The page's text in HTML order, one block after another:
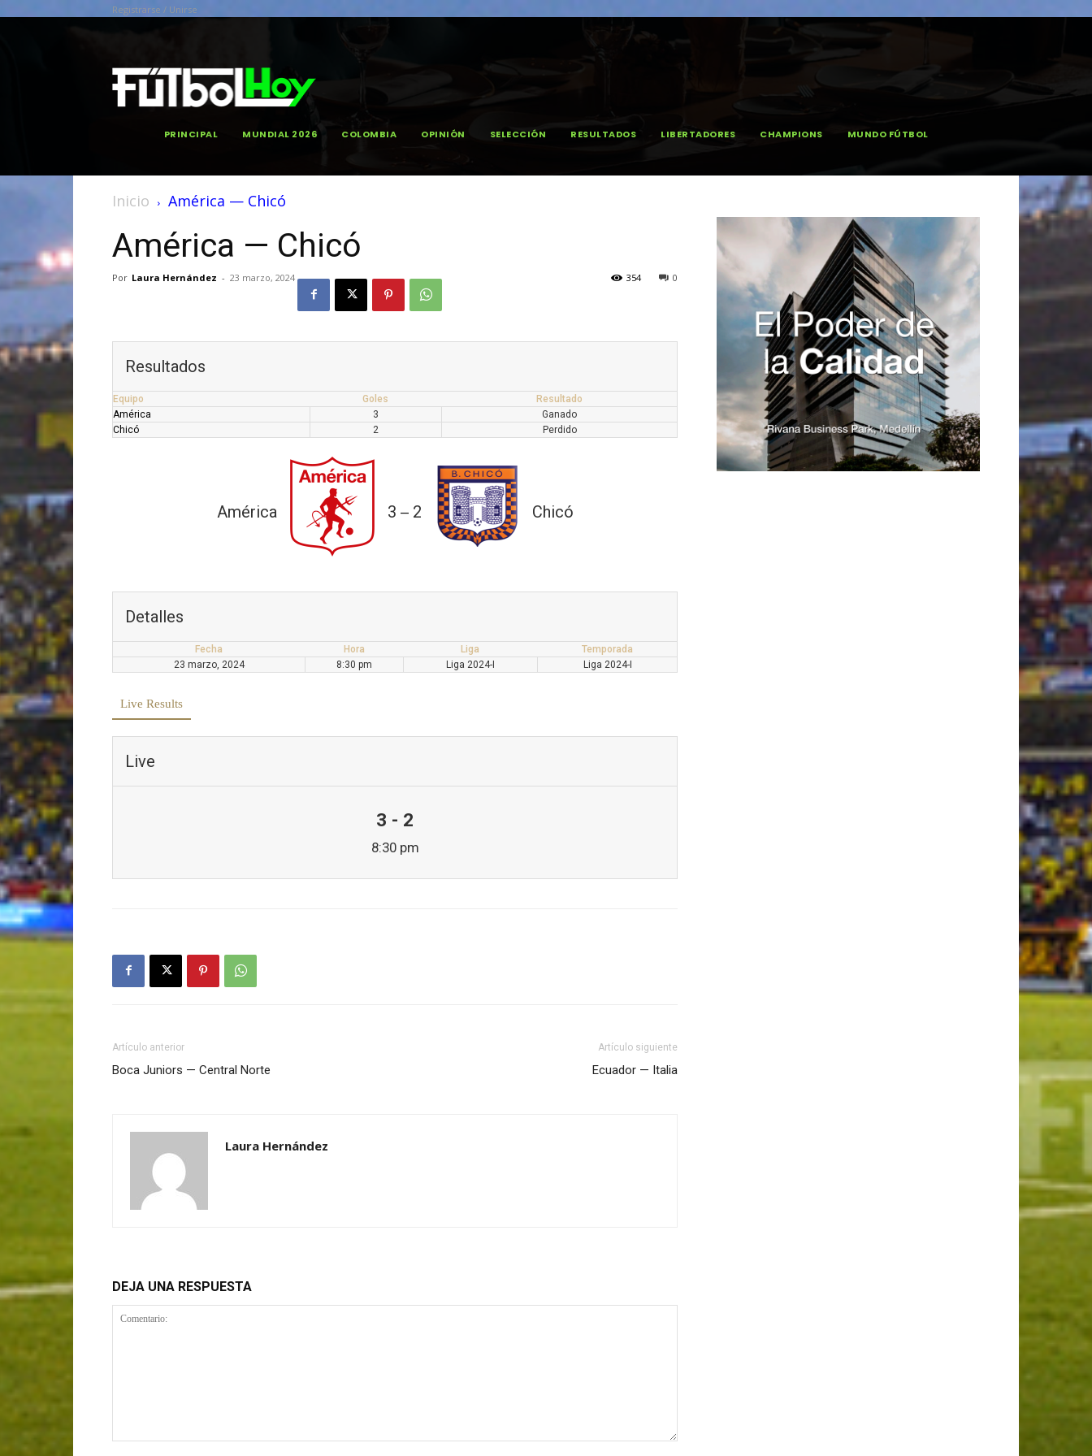
Registrarse / Unirse
PRINCIPAL MUNDIAL 2026 COLOMBIA OPINIÓN SELECCIÓN RESULTADOS LIBERTADORES CHAMPIONS MUNDO FÚTBOL
Inicio América — Chicó
América — Chicó
Por Laura Hernández - 23 marzo, 2024 0
354
Resultados
Equipo Goles
Resultado
América
3
Ganado
Chicó
2 Perdido
América 3 — 2 Chicó
Detalles
Fecha Hora Liga
Temporada
23 marzo, 2024
8:30 pm Liga 2024-I Liga 2024-I
Live Results
Live
3 - 2
8:30 pm
Artículo anterior
Boca Juniors — Central Norte
Artículo siguiente
Ecuador — Italia
Laura Hernández
DEJA UNA RESPUESTA